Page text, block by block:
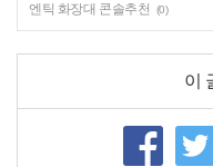
엔틱 화장대 콘솔추천 (0)
이